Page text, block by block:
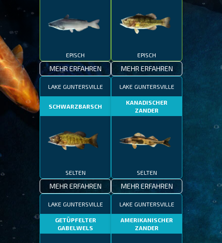
EPISCH
MEHR ERFAHREN
EPISCH
MEHR ERFAHREN
LAKE GUNTERSVILLE
SCHWARZBARSCH
SELTEN
MEHR ERFAHREN
LAKE GUNTERSVILLE
KANADISCHER
ZANDER
SELTEN
MEHR ERFAHREN
LAKE GUNTERSVILLE
GETÜPFELTER
GABELWELS
LAKE GUNTERSVILLE
AMERIKANISCHER
ZANDER